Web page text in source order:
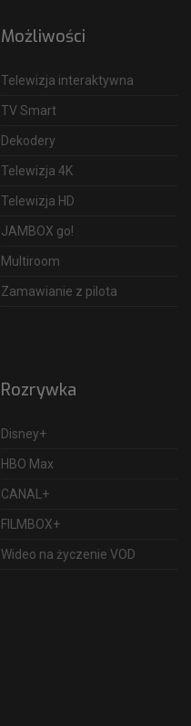
Możliwości
Telewizja interaktywna
TV Smart
Dekodery
Telewizja 4K
Telewizja HD
JAMBOX go!
Multiroom
Zamawianie z pilota
Rozrywka
Disney+
HBO Max
CANAL+
FILMBOX+
Wideo na życzenie VOD